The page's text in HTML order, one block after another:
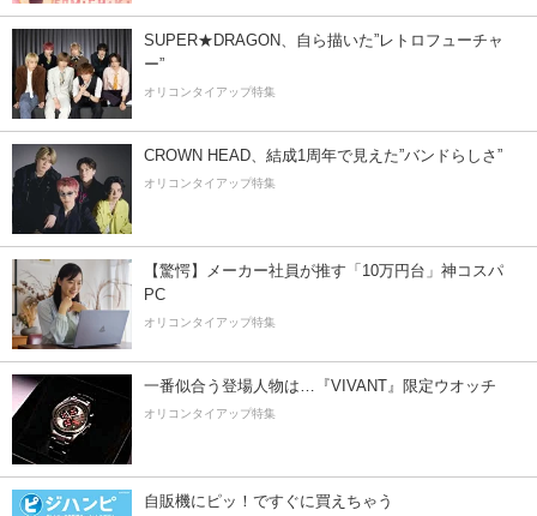
SUPER★DRAGON、自ら描いた”レトロフューチャ
ー”
オリコンタイアップ特集
CROWN HEAD、結成1周年で見えた”バンドらしさ”
オリコンタイアップ特集
【驚愕】メーカー社員が推す「10万円台」神コスパ
PC
オリコンタイアップ特集
一番似合う登場人物は…『VIVANT』限定ウオッチ
オリコンタイアップ特集
自販機にピッ！ですぐに買えちゃう